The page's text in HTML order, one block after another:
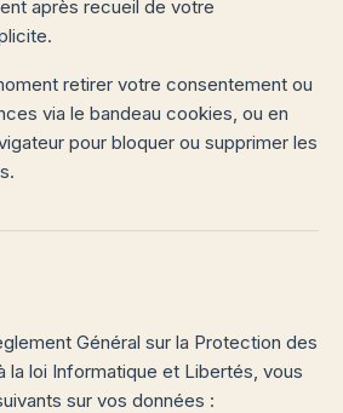
après recueil de votre
retirer votre consentement ou
via le bandeau cookies, ou en
pour bloquer ou supprimer les
Général sur la Protection des
la loi Informatique et Libertés, vous
sur vos données :